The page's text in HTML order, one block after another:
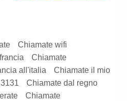
Chiamate wifi
Chiamate
all'italia
Chiamate il mio
Chiamate dal regno
Chiamate